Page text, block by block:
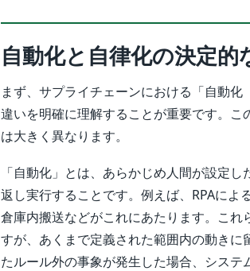
自動化と自律化の決定的
まず、サプライチェーンにおける「自動
違いを明確に理解することが重要です。
は大きく異なります。
「自動化」とは、あらかじめ人間が設定
返し実行することです。例えば、RPAによ
倉庫内搬送などがこれにあたります。こ
すが、あくまで定義された範囲内の動き
たルール外の事象が発生した場合、システ